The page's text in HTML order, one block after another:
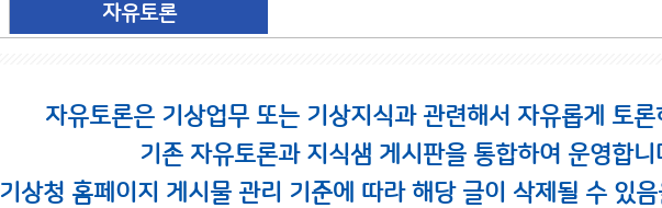
자유토론
자유토론은 기상업무 또는 기상지식과 관련해서 자유롭게 토론
기존 자유토론과 지식샘 게시판을 통합하여 운영합니
기상청 홈페이지 게시물 관리 기준에 따라 해당 글이 삭제될 수 있